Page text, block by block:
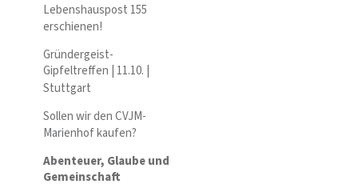
Lebenshauspost 155
erschienen!
Gründergeist-
Gipfeltreffen | 11.10. |
Stuttgart
Sollen wir den CVJM-
Marienhof kaufen?
Abenteuer, Glaube und
Gemeinschaft